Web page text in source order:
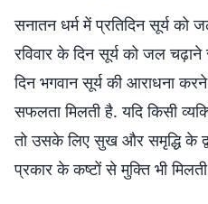
सनातन धर्म में प्रतिदिन सूर्य को
रविवार के दिन सूर्य को जल चढ़ाने
दिन भगवान सूर्य की आराधना
सफलता मिलती है. यदि किसी
तो उसके लिए सुख और समृद्धि के
प्रकार के कष्टों से मुक्ति भी